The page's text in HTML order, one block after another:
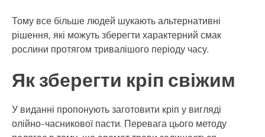
Тому все більше людей шукають альтернативні
рішення, які можуть зберегти характерний смак
рослини протягом тривалішого періоду часу.
Як зберегти кріп свіжим
У виданні пропонують заготовити кріп у вигляді
олійно-часникової пасти. Перевага цього методу